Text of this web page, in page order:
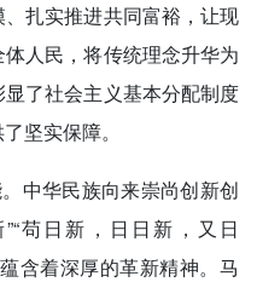
扎实推进共同富裕，让现
人民，将传统理念升华为
了社会主义基本分配制度
坚实保障。
中华民族向来崇尚创新创
苟日新，日日新，又日
含着深厚的革新精神。马